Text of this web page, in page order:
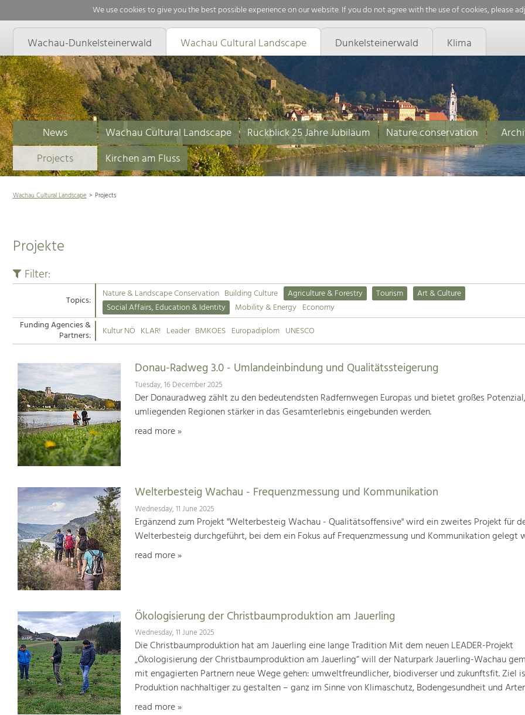
We use cookies to give you the best possible experience on our website. If you do not agree with the use of cookies, please
Wachau-Dunkelsteinerwald Wachau Cultural Landscape Dunkelsteinerwald Klima
News Wachau Cultural Landscape Rückblick 25 Jahre Jubiläum Nature conservation
Projects
Kirchen am Fluss
Wachau Cultural Landscape Projects
Projekte
Filter:
Topics: Nature & Landscape Conservation Building Culture Agriculture & Forestry Tourism
Art & Culture
Social Affairs, Education & Identity
Mobility & Energy Economy
Funding Agencies &
Partners: Kultur NÖ KLAR! Leader BMKOES Europadiplom UNESCO
Donau-Radweg 3.0 - Umlandeinbindung und Qualitätssteigerung
Tuesday, 16 December 2025
Der Donauradweg zählt zu den bedeutendsten Radfernwegen Europas und bietet großes
umliegenden Regionen stärker in das Gesamterlebnis eingebunden werden.
read more »
Welterbesteig Wachau - Frequenzmessung und Kommunikation
Wednesday, 11 June 2025
Ergänzend zum Projekt "Welterbesteig Wachau - Qualitätsoffensive" wird ein zweites Projekt für
Welterbesteig durchgeführt, bei dem ein Fokus auf Frequenzmessung und Kommunikation gelegt
read more »
Ökologisierung der Christbaumproduktion am Jauerling
Wednesday, 11 June 2025
Die Christbaumproduktion hat am Jauerling eine lange Tradition Mit dem neuen LEADER-Projekt
„Ökologisierung der Christbaumproduktion am Jauerling“ will der Naturpark Jauerling-Wachau
mit engagierten Partnern neue Wege gehen: umweltfreundlicher, biodiverser und zukunftsfit. Ziel
Produktion nachhaltiger zu gestalten – ganz im Sinne von Klimaschutz, Bodengesundheit und
read more »